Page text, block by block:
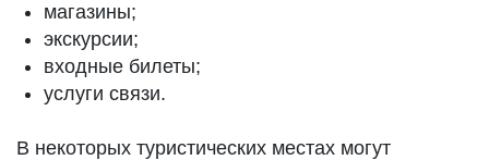
магазины;
экскурсии;
входные билеты;
услуги связи.
В некоторых туристических местах могут